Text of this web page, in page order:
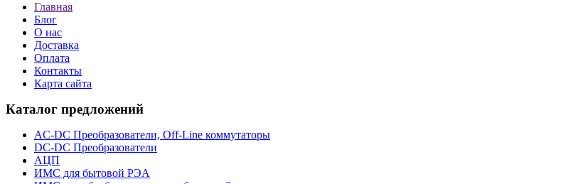
Главная
Блог
О нас
Доставка
Оплата
Контакты
Карта сайта
Каталог предложений
AC-DC Преобразователи, Off-Line коммутаторы
DC-DC Преобразователи
АЦП
ИМС для бытовой РЭА